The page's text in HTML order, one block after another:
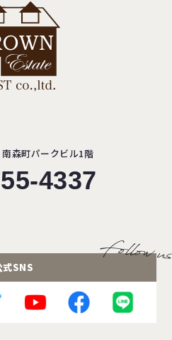
南森町パークビル1階
4337
式SNS